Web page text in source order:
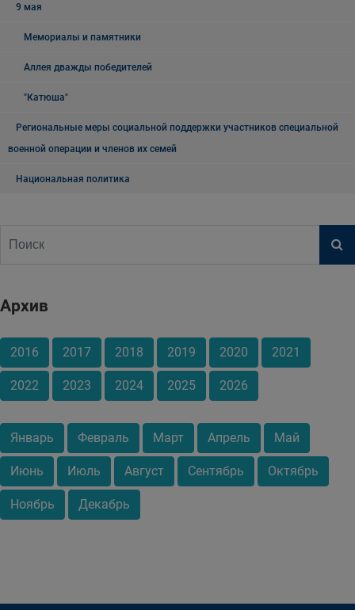
9 мая
Мемориалы и памятники
Аллея дважды победителей
"Катюша"
Региональные меры социальной поддержки участников специальной
военной операции и членов их семей
Национальная политика
Архив
2016 2017 2018 2019 2020 2021
2022 2023 2024 2025 2026
Январь Февраль Март Апрель Май
Июнь Июль Август Сентябрь Октябрь
Ноябрь Декабрь